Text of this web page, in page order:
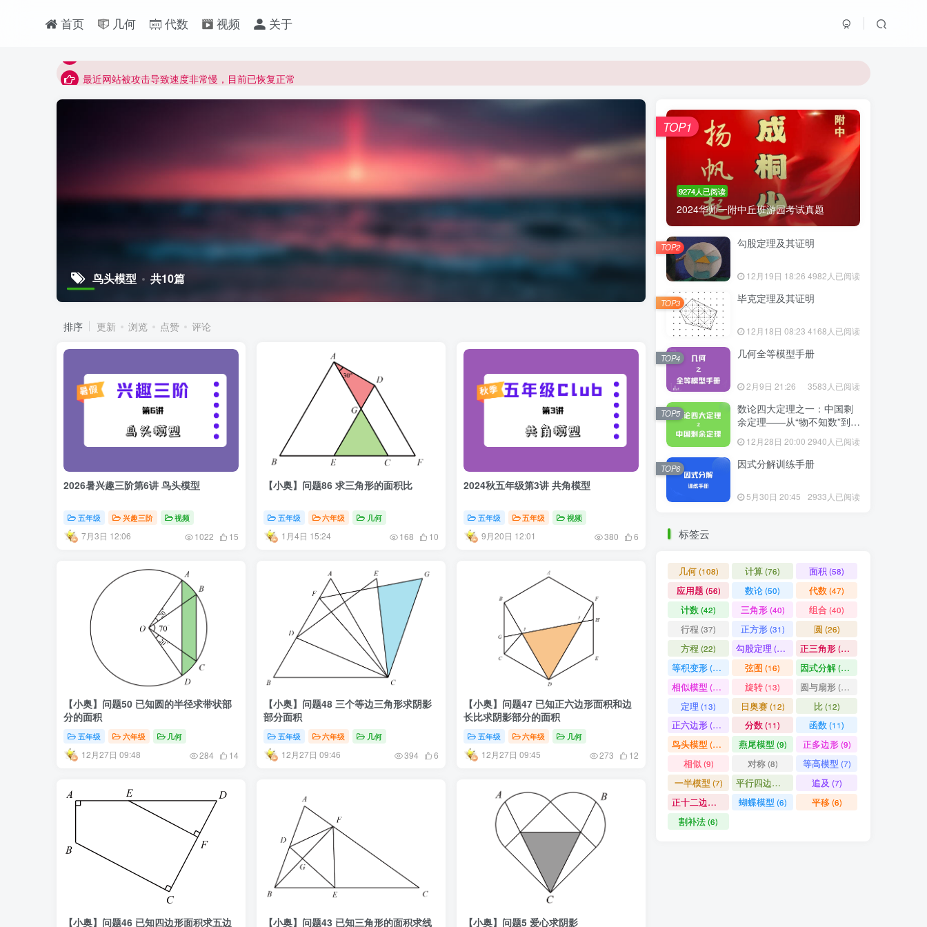
首页 几何 代数 视频 关于
视频无法观看的微信发消息给邱老师重置即可
最近网站被攻击导致速度非常慢，目前已恢复正常
视频无法观看的微信发消息给邱老师重置即可
鸟头模型 共10篇
排序 更新 浏览 点赞 评论
2026暑兴趣三阶第6讲 鸟头模型
五年级 兴趣三阶 视频
7月3日 12:06 1022 15
【小奥】问题86 求三角形的面积比
五年级 六年级 几何
1月4日 15:24 168 10
2024秋五年级第3讲 共角模型
五年级 五年级 视频
9月20日 12:01 380 6
【小奥】问题50 已知圆的半径求带状部
分的面积
五年级 六年级 几何
12月27日 09:48 284 14
【小奥】问题48 三个等边三角形求阴影
部分面积
五年级 六年级 几何
12月27日 09:46 394 6
【小奥】问题47 已知正六边形面积和边
长比求阴影部分的面积
五年级 六年级 几何
12月27日 09:45 273 12
【小奥】问题46 已知四边形面积求五边 【小奥】问题43 已知三角形的面积求线 【小奥】问题5 爱心求阴影
9274人已阅读
2024华师一附中丘班游园考试真题
TOP1
勾股定理及其证明
12月19日 18:26 4982人已阅读
TOP2
毕克定理及其证明
12月18日 08:23 4168人已阅读
TOP3
几何全等模型手册
2月9日 21:26 3583人已阅读
TOP4
数论四大定理之一：中国剩
余定理——从“物不知数”到现
代代数
12月28日 20:00 2940人已阅读
TOP5
因式分解训练手册
5月30日 20:45 2933人已阅读
TOP6
标签云
几何(108) 计算(76) 面积 (58)
应用题 (56) 数论(50) 代数(47)
计数(42) 三角形(40) 组合(40)
行程 (37) 正方形(31) 圆 (26)
方程 (22) 勾股定理 (19) 正三角形(19)
等积变形(18) 弦图 (16) 因式分解(15)
相似模型 (14) 旋转(13) 圆与扇形(13)
定理 (13) 日奥赛(12) 比(12)
正六边形(11) 分数(11) 函数(11)
鸟头模型 (10) 燕尾模型 (9) 正多边形(9)
相似 (9) 对称(8) 等高模型 (7)
一半模型 (7) 平行四边形 追及 (7)
正十二边形 蝴蝶模型 (6) 平移(6)
割补法(6)